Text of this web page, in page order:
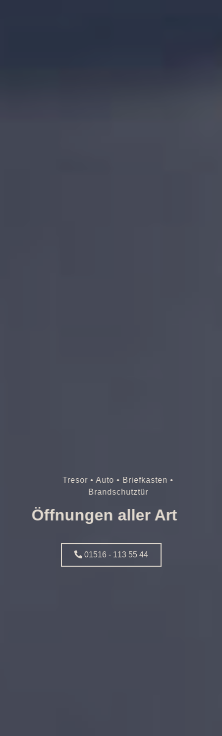
Tresor • Auto • Briefkasten •
Brandschutztür
Öffnungen aller Art
01516 - 113 55 44